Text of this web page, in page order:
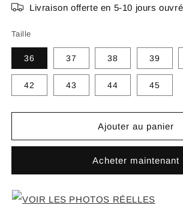
Livraison offerte en 5-10 jours
Taille
36 37 38 39
42 43 44 45
Ajouter au panier
Acheter maintenant
VOIR LES PHOTOS RÉELLES